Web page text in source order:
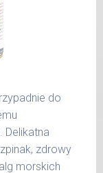
rasy,
innych
do
Delikatna
zdrowy
morskich